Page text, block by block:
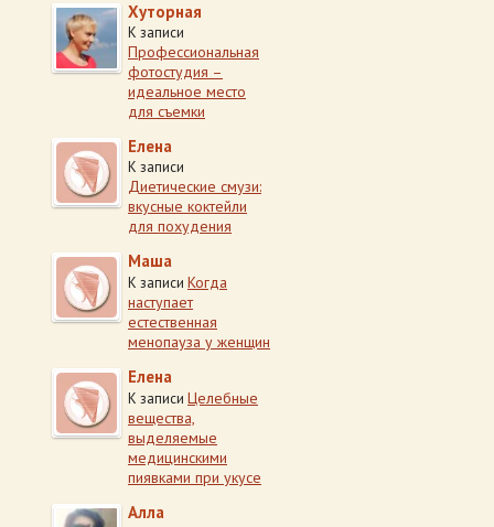
Хуторная
К записи
Профессиональная
фотостудия –
идеальное место
для съемки
Елена
К записи
Диетические смузи:
вкусные коктейли
для похудения
Маша
К записи Когда
наступает
естественная
менопауза у женщин
Елена
К записи Целебные
вещества,
выделяемые
медицинскими
пиявками при укусе
Алла